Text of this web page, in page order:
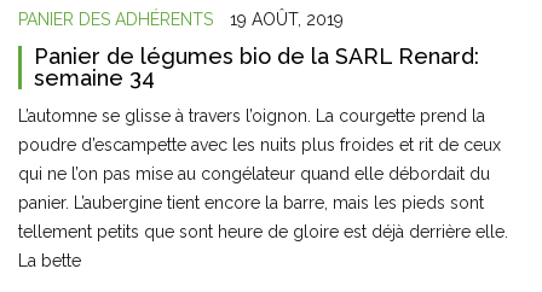
PANIER DES ADHÉRENTS 19 AOÛT, 2019
Panier de légumes bio de la SARL Renard:
semaine 34
L’automne se glisse à travers l’oignon. La courgette prend la
poudre d’escampette avec les nuits plus froides et rit de ceux
qui ne l’on pas mise au congélateur quand elle débordait du
panier. L’aubergine tient encore la barre, mais les pieds sont
tellement petits que sont heure de gloire est déjà derrière elle.
La bette